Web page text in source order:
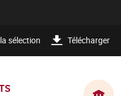
sélection Télécharger